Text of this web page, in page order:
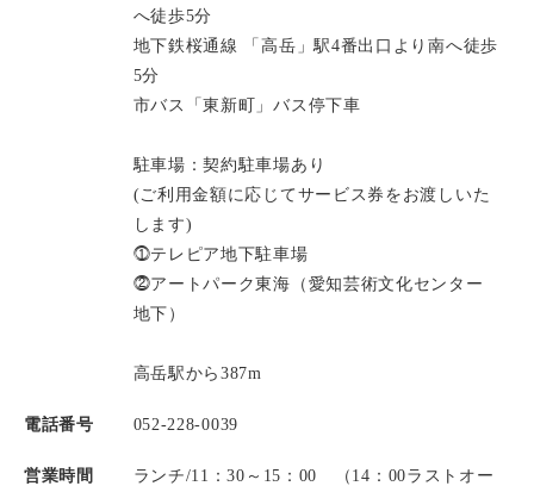
へ徒歩5分
地下鉄桜通線 「高岳」駅4番出口より南へ徒歩
5分
市バス「東新町」バス停下車
駐車場：契約駐車場あり
(ご利用金額に応じてサービス券をお渡しいた
します)
⓵テレピア地下駐車場
⓶アートパーク東海（愛知芸術文化センター
地下）
高岳駅から387m
電話番号 052-228-0039
営業時間
ランチ/11：30～15：00 （14：00ラストオー